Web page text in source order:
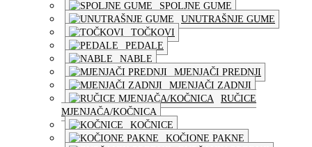
SPOLJNE GUME
UNUTRAŠNJE GUME
TOČKOVI
PEDALE
NABLE
MJENJAČI PREDNJI
MJENJAČI ZADNJI
RUČICE
MJENJAČA/KOČNICA
KOČNICE
KOČIONE PAKNE